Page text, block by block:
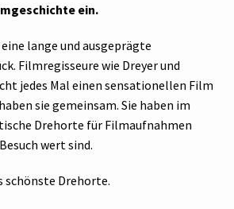
ein.
lange und ausgeprägte
Filmregisseure wie Dreyer und
jedes Mal einen sensationellen Film
sie gemeinsam. Sie haben im
Drehorte für Filmaufnahmen
wert sind.
schönste Drehorte.